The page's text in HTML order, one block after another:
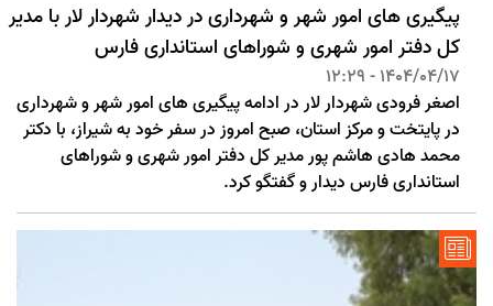
پیگیری های امور شهر و شهرداری در دیدار شهردار لار با مدیر
کل دفتر امور شهری و شوراهای استانداری فارس
1404/04/17 - 12:29
اصغر فرودی شهردار لار در ادامه پیگیری های امور شهر و شهرداری
در پایتخت و مرکز استان، صبح امروز در سفر خود به شیراز، با دکتر
محمد هادی هاشم پور مدیر کل دفتر امور شهری و شوراهای
استانداری فارس دیدار و گفتگو کرد.